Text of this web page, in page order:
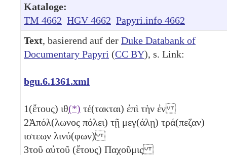
Kataloge:
TM 4662 HGV 4662 Papyri.info 4662
Text, basierend auf der Duke Databank of
Documentary Papyri (CC BY), s. Link:
bgu.6.1361.xml
1(ἔτους) ιθ̣(*) τέ(τακται) ἐπὶ τὴν ἐν
2Ἀπόλ(λωνος πόλει) τῇ μεγ(άλῃ) τρά(πεζαν)
ιστεω̣ν λινύ(φων)
3τοῦ αὐτοῦ (ἔτους) Παχοῦμις